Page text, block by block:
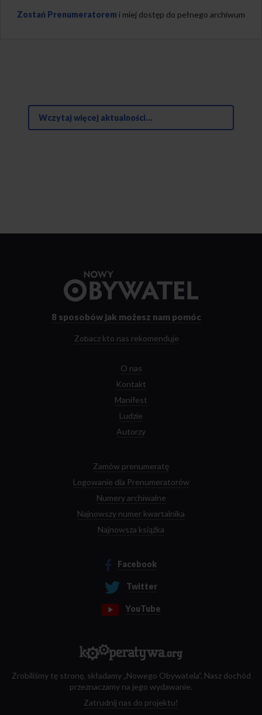
Zostań Prenumeratorem i miej dostęp do pełnego archiwum
Wczytaj więcej aktualności...
strony
8 sposobów jak możesz nam pomóc
Zobacz kto nas rekomenduje
O nas
Kontakt
Manifest
Ludzie
Autorzy
Zamów prenumeratę
Logowanie dla Prenumeratorów
Numery archiwalne
Najnowszy numer kwartalnika
Najnowsza książka
Facebook
Twitter
YouTube
Zrobiliśmy tę stronę, składamy „Nowego Obywatela”. Nasz dochód
przeznaczamy na jego wydawanie.
Zatrudnij nas do projektu!